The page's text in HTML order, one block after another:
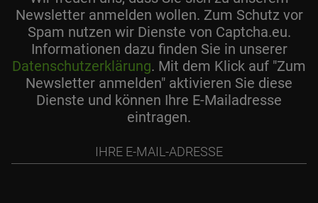
Newsletter anmelden wollen. Zum Schutz vor
Spam nutzen wir Dienste von Captcha.eu.
Informationen dazu finden Sie in unserer
Datenschutzerklärung. Mit dem Klick auf "Zum
Newsletter anmelden" aktivieren Sie diese
Dienste und können Ihre E-Mailadresse
eintragen.
Mail-